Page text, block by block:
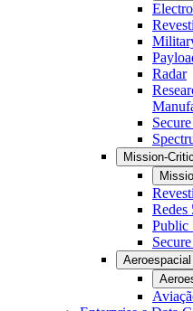
Radar
Mission-
Redes
Public
Aeroespacial